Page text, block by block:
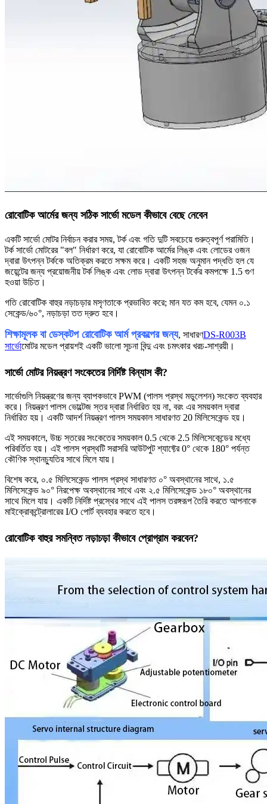
রোবোটিক আর্মের জন্য সঠিক সার্ভো মডেল কীভাবে বেছে নেবেন
একটি সার্ভো মোটর নির্বাচন করার সময়, টর্ক এবং গতি দুটি সবচেয়ে গুরুত্বপূর্ণ পরামিতি।
টর্ক সার্ভো মোটরের "বল" নির্ধারণ করে, যা রোবোটিক আর্মের লিঙ্ক এবং লোডের ওজন
দ্বারা উৎপন্ন টর্ককে অতিক্রম করতে সক্ষম করে। একটি সহজ অনুমান পদ্ধতি হল যে
জয়েন্টের জন্য প্রয়োজনীয় টর্ক লিঙ্ক এবং লোড দ্বারা উৎপন্ন টর্কের কমপক্ষে 1.5 গুণ
হওয়া উচিত।
গতি রোবোটিক বাহুর নড়াচড়ার মসৃণতাকে প্রভাবিত করে; মান যত কম হবে, যেমন ০.১
সেকেন্ড/৬০°, নড়াচড়া তত দ্রুত হবে।
শিক্ষামূলক বা ডেস্কটপ রোবোটিক আর্ম প্রকল্পের জন্য, সাধারণDS-R003B
সার্ভোমোটর মডেল প্রায়শই একটি ভালো সূচনা বিন্দু এবং চমৎকার খরচ-সাশ্রয়ী।
সার্ভো মোটর নিয়ন্ত্রণ সংকেতের নির্দিষ্ট বিন্যাস কী?
সার্ভোগুলি নিয়ন্ত্রণের জন্য ব্যাপকভাবে PWM (পালস প্রস্থ মডুলেশন) সংকেত ব্যবহার
করে। নিয়ন্ত্রণ পালস ভোল্টেজ স্তর দ্বারা নির্ধারিত হয় না, বরং এর সময়কাল দ্বারা
নির্ধারিত হয়। একটি আদর্শ নিয়ন্ত্রণ পালস সময়কাল সাধারণত 20 মিলিসেকেন্ড হয়।
এই সময়কালে, উচ্চ স্তরের সংকেতের সময়কাল 0.5 থেকে 2.5 মিলিসেকেন্ডের মধ্যে
পরিবর্তিত হয়। এই পালস প্রস্থটি সরাসরি আউটপুট শ্যাফ্টের 0° থেকে 180° পর্যন্ত
কৌণিক স্থানচ্যুতির সাথে মিলে যায়।
বিশেষ করে, ০.৫ মিলিসেকেন্ড পালস প্রস্থ সাধারণত ০° অবস্থানের সাথে, ১.৫
মিলিসেকেন্ড ৯০° নিরপেক্ষ অবস্থানের সাথে এবং ২.৫ মিলিসেকেন্ড ১৮০° অবস্থানের
সাথে মিলে যায়। একটি নির্দিষ্ট প্রস্থের সাথে এই পালস তরঙ্গরূপ তৈরি করতে আপনাকে
মাইক্রোকন্ট্রোলারের I/O পোর্ট ব্যবহার করতে হবে।
রোবোটিক বাহুর সমন্বিত নড়াচড়া কীভাবে প্রোগ্রাম করবেন?